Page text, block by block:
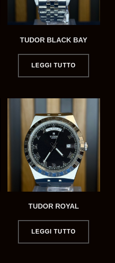
TUDOR BLACK BAY
LEGGI TUTTO
TUDOR ROYAL
LEGGI TUTTO